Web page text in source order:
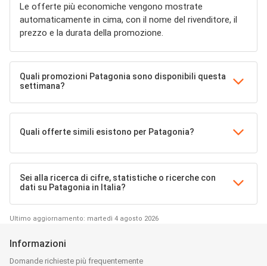
Le offerte più economiche vengono mostrate
automaticamente in cima, con il nome del rivenditore, il
prezzo e la durata della promozione.
Quali promozioni Patagonia sono disponibili questa
settimana?
Quali offerte simili esistono per Patagonia?
Sei alla ricerca di cifre, statistiche o ricerche con
dati su Patagonia in Italia?
Ultimo aggiornamento: martedì 4 agosto 2026
Informazioni
Domande richieste più frequentemente